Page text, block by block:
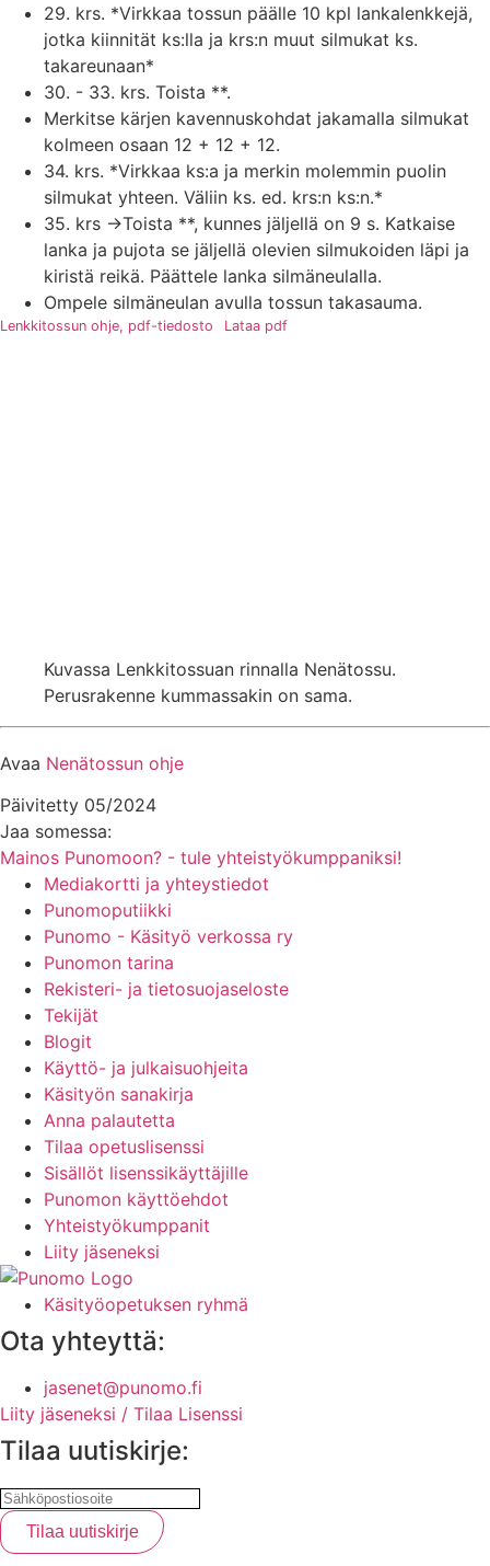
29. krs. *Virkkaa tossun päälle 10 kpl lankalenkkejä,
jotka kiinnität ks:lla ja krs:n muut silmukat ks.
takareunaan*
30. - 33. krs. Toista **.
Merkitse kärjen kavennuskohdat jakamalla silmukat
kolmeen osaan 12 + 12 + 12.
34. krs. *Virkkaa ks:a ja merkin molemmin puolin
silmukat yhteen. Väliin ks. ed. krs:n ks:n.*
35. krs ->Toista **, kunnes jäljellä on 9 s. Katkaise
lanka ja pujota se jäljellä olevien silmukoiden läpi ja
kiristä reikä. Päättele lanka silmäneulalla.
Ompele silmäneulan avulla tossun takasauma.
Lenkkitossun ohje, pdf-tiedosto Lataa pdf
Kuvassa Lenkkitossuan rinnalla Nenätossu.
Perusrakenne kummassakin on sama.
Avaa Nenätossun ohje
Päivitetty 05/2024
Jaa somessa:
Mainos Punomoon? - tule yhteistyökumppaniksi!
Mediakortti ja yhteystiedot
Punomoputiikki
Punomo - Käsityö verkossa ry
Punomon tarina
Rekisteri- ja tietosuojaseloste
Tekijät
Blogit
Käyttö- ja julkaisuohjeita
Käsityön sanakirja
Anna palautetta
Tilaa opetuslisenssi
Sisällöt lisenssikäyttäjille
Punomon käyttöehdot
Yhteistyökumppanit
Liity jäseneksi
Käsityöopetuksen ryhmä
Ota yhteyttä:
jasenet@punomo.fi
Liity jäseneksi / Tilaa Lisenssi
Tilaa uutiskirje: